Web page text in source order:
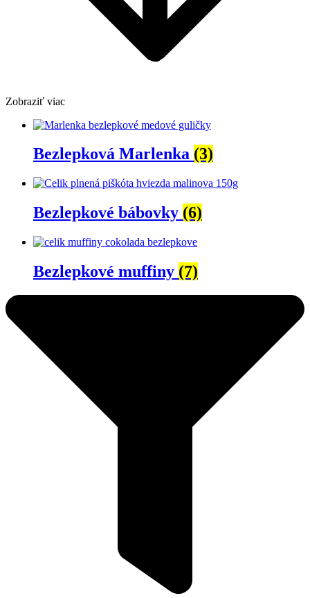
Zobraziť viac
Bezlepková Marlenka (3)
Bezlepkové bábovky (6)
Bezlepkové muffiny (7)